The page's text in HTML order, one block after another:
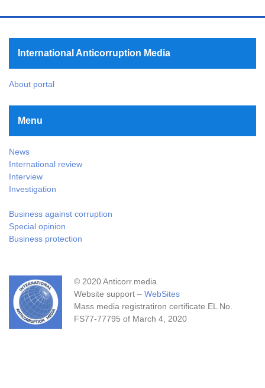
International Anticorruption Media
About portal
Menu
News
International review
Interview
Investigation
Business against corruption
Special opinion
Business protection
© 2020 Anticorr.media
Website support – WebSites
Mass media registratiron certificate EL No.
FS77-77795 of March 4, 2020